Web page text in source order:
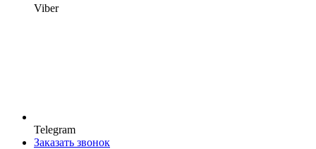
Viber
Telegram
Заказать звонок